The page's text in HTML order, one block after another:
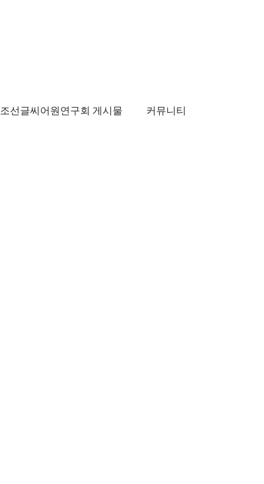
조선글씨어원연구회 게시물 커뮤니티